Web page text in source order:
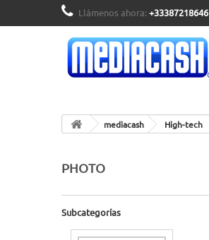
Llámenos ahora: +33387218646
mediacash High-tech
PHOTO
Subcategorías